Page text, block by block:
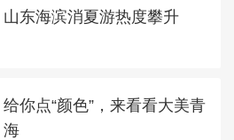
山东海滨消夏游热度攀升
给你点“颜色”，来看看大美青
海